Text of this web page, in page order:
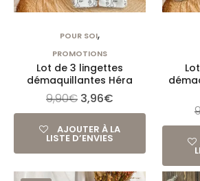
POUR SOI,
PROMOTIONS
Lot de 3 lingettes
démaquillantes Héra
9,90€ 3,96€
AJOUTER À LA
LISTE D’ENVIES